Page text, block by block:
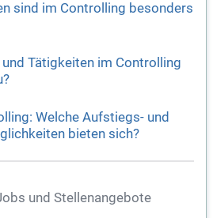
sind im Controlling besonders
Tätigkeiten im Controlling
Welche Aufstiegs- und
bieten sich?
und Stellenangebote